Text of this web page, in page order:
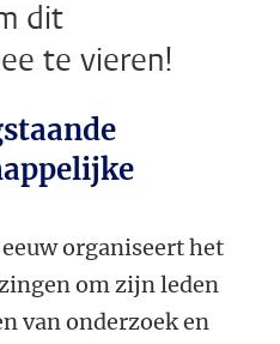
dit
te vieren!
organiseert het
om zijn leden
van onderzoek en